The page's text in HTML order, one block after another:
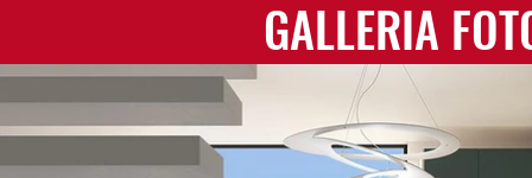
GALLERIA